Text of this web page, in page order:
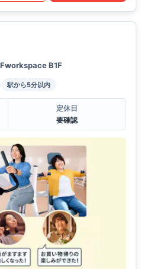
B1F
駅から5分以内
定休日
要確認